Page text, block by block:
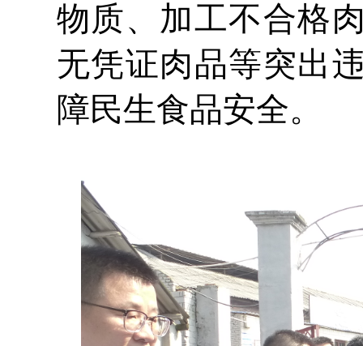
物质、加工不合格
无凭证肉品等突出
障民生食品安全。